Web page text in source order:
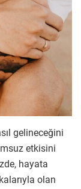
gelineceğini
etkisini
hayata
olan